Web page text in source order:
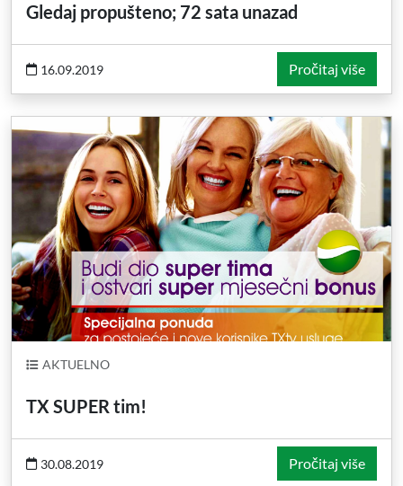
Gledaj propušteno; 72 sata unazad
16.09.2019 Pročitaj više
AKTUELNO
TX SUPER tim!
30.08.2019 Pročitaj više